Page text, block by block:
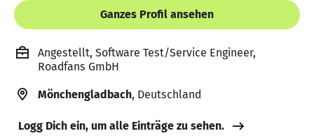
Ganzes Profil ansehen
Angestellt, Software Test/Service Engineer,
Roadfans GmbH
Mönchengladbach, Deutschland
Logg Dich ein, um alle Einträge zu sehen.